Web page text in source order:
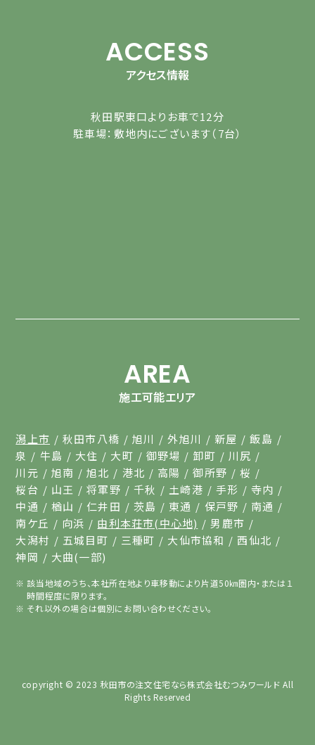
ACCESS
アクセス情報
秋田駅東口よりお車で12分
駐車場：敷地内にございます（7台）
AREA
施工可能エリア
潟上市 秋田市八橋 旭川 外旭川 新屋
飯島
泉
牛島 大住 大町 御野場 卸町
川尻
川元
旭南 旭北 港北 高陽 御所野
桜
桜台
山王 将軍野 千秋 土崎港 手形
寺内
中通
楢山 仁井田 茨島 東通 保戸野
南通
南ケ丘
向浜 由利本荘市(中心地)
男鹿市
大潟村
五城目町 三種町 大仙市協和
西仙北
神岡
大曲(一部)
該当地域のうち、本社所在地より車移動により片道50㎞圏内・または１
時間程度に限ります。
それ以外の場合は個別にお問い合わせください。
copyright © 2023 秋田市の注文住宅なら株式会社むつみワールド All
Rights Reserved